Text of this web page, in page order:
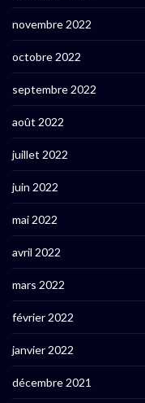
novembre 2022
octobre 2022
septembre 2022
août 2022
juillet 2022
juin 2022
mai 2022
avril 2022
mars 2022
février 2022
janvier 2022
décembre 2021